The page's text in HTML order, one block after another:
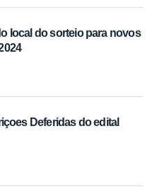
local do sorteio para novos
Deferidas do edital